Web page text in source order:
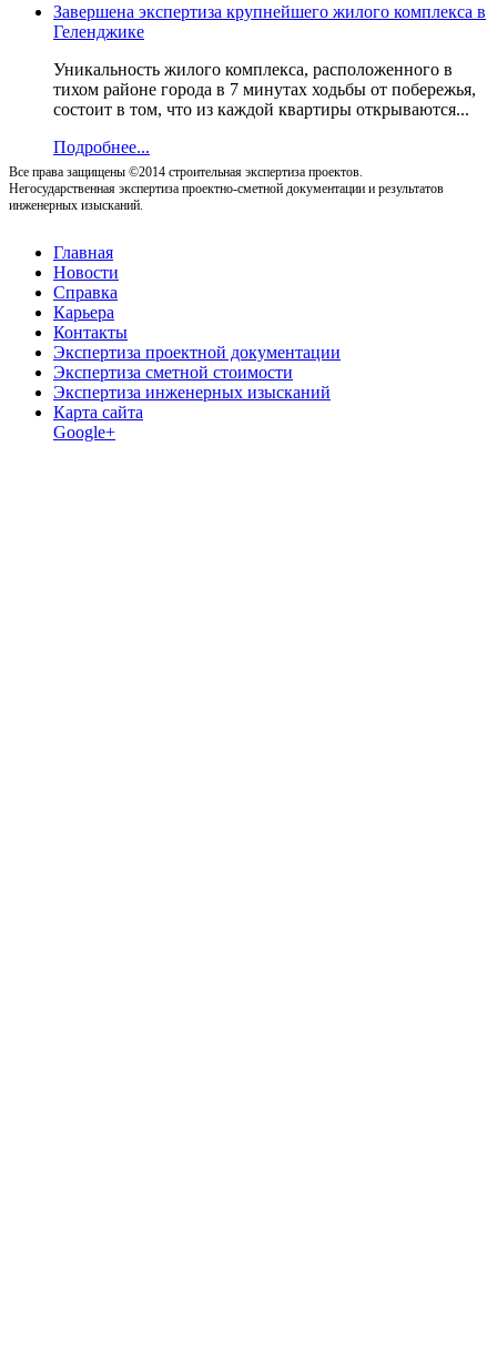
Завершена экспертиза крупнейшего жилого комплекса в
Геленджике
Уникальность жилого комплекса, расположенного в
тихом районе города в 7 минутах ходьбы от побережья,
состоит в том, что из каждой квартиры открываются...
Подробнее...
Все права защищены ©2014 строительная экспертиза проектов.
Негосударственная экспертиза проектно-сметной документации и результатов
инженерных изысканий.
Главная
Новости
Справка
Карьера
Контакты
Экспертиза проектной документации
Экспертиза сметной стоимости
Экспертиза инженерных изысканий
Карта сайта
Google+